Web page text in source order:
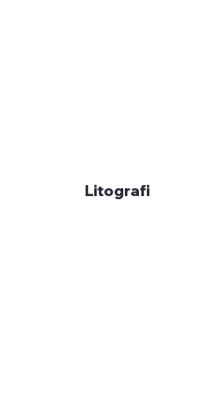
Litografi